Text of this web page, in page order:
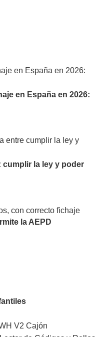
en España en 2026:
cumplir la ley y poder
la AEPD